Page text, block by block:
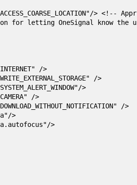
> <!-- Appr
for letting OneSignal know the u
/>
/>
>
/>
/>
>
>